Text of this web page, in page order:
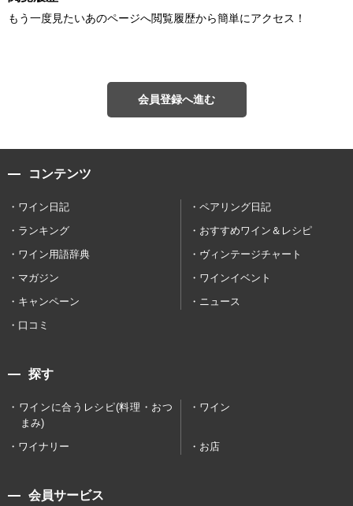
もう一度見たいあのページへ閲覧履歴から簡単にアクセス！
会員登録へ進む
コンテンツ
ワイン日記
ペアリング日記
ランキング
おすすめワイン＆レシピ
ワイン用語辞典
ヴィンテージチャート
マガジン
ワインイベント
キャンペーン
ニュース
口コミ
探す
ワインに合うレシピ(料理・おつ
まみ)
ワイン
ワイナリー お店
会員サービス